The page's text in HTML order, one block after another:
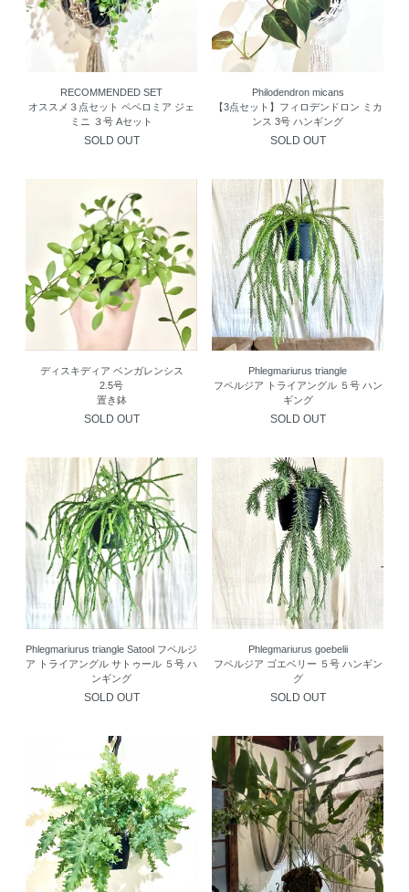
RECOMMENDED SET
オススメ３点セット ペペロミア ジェ
ミニ ３号 Aセット
SOLD OUT
Philodendron micans
【3点セット】フィロデンドロン ミカ
ンス 3号 ハンギング
SOLD OUT
ディスキディア ベンガレンシス
2.5号
置き鉢
SOLD OUT
Phlegmariurus triangle
フペルジア トライアングル ５号 ハン
ギング
SOLD OUT
Phlegmariurus triangle Satool フペルジ
ア トライアングル サトゥール ５号 ハ
ンギング
SOLD OUT
Phlegmariurus goebelii
フペルジア ゴエベリー ５号 ハンギン
グ
SOLD OUT